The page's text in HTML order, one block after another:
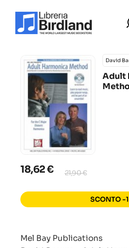
David
Adult
18,62 € 21,90 €
SCONTO -
Mel Bay Publications